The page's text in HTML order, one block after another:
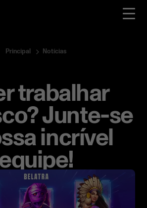
Principal Notícias
trabalhar
Junte-se
incrível